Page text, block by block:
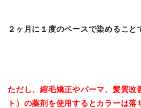
２ヶ月に１度のペースで染めること
ただし、縮毛矯正やパーマ、髪質改
ト）の薬剤を使用するとカラーは落